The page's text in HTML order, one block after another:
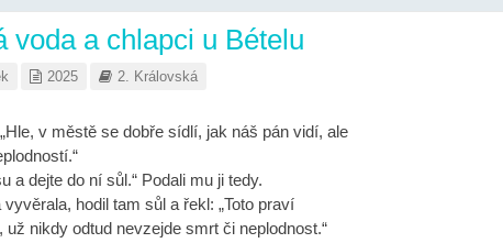
voda a chlapci u Bételu
2025 2. Královská
v městě se dobře sídlí, jak náš pán vidí, ale
a dejte do ní sůl.“ Podali mu ji tedy.
hodil tam sůl a řekl: „Toto praví
nikdy odtud nevzejde smrt či neplodnost.“